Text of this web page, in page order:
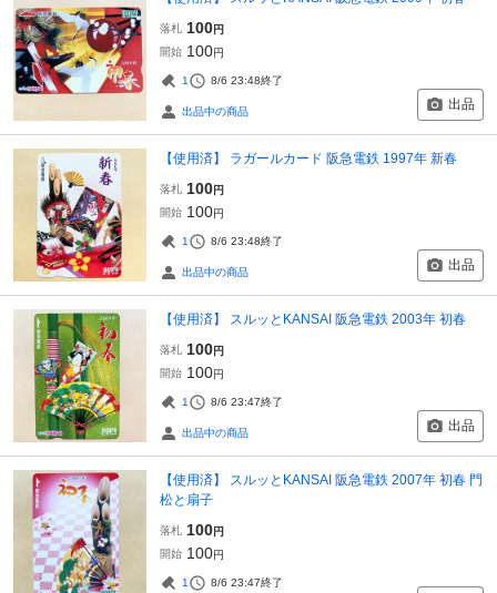
落札 100円
開始 100円
1 8/6 23:48終了
出品中の商品 出品
【使用済】 ラガールカード 阪急電鉄 1997年 新春
落札 100円
開始 100円
1 8/6 23:48終了
出品中の商品 出品
【使用済】 スルッとKANSAI 阪急電鉄 2003年 初春
落札 100円
開始 100円
1 8/6 23:47終了
出品中の商品 出品
【使用済】 スルッとKANSAI 阪急電鉄 2007年 初春 門
松と扇子
落札 100円
開始 100円
1 8/6 23:47終了